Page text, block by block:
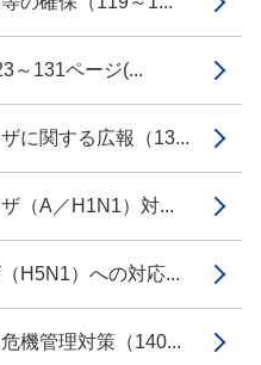
～131ページ(...
に関する広報（13...
（A／H1N1）対...
H5N1）への対応...
機管理対策（140...